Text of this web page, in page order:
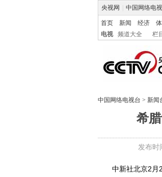
央视网 中国网络电
首页 新闻 经济
电视
频道大全 栏
中国网络电视台 > 新闻
希
发布时
中新社北京2月29